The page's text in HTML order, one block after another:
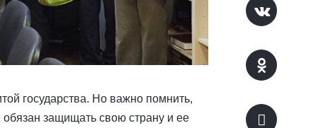
государства. Но важно помнить,
обязан защищать свою страну и ее